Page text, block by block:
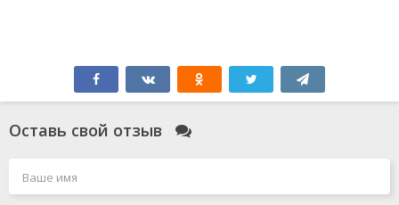
Оставь свой отзыв